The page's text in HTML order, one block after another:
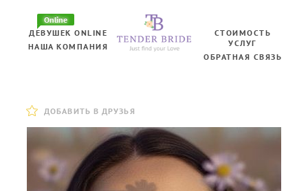
Online
ДЕВУШЕК ONLINE
НАША КОМПАНИЯ
СТОИМОСТЬ
УСЛУГ
ОБРАТНАЯ СВЯЗЬ
ДОБАВИТЬ В ДРУЗЬЯ